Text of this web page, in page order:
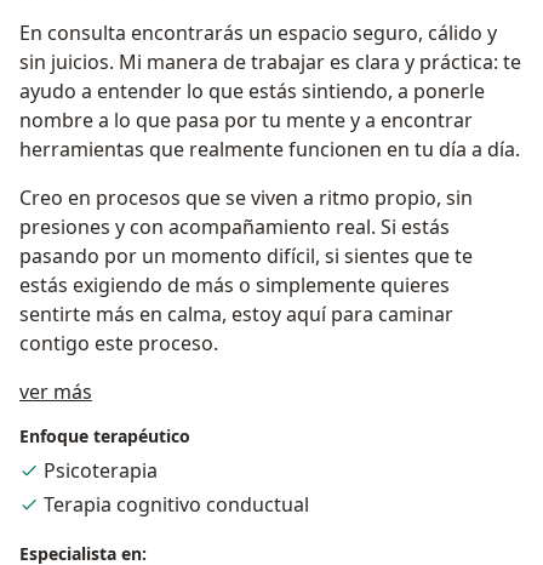
En consulta encontrarás un espacio seguro, cálido y
sin juicios. Mi manera de trabajar es clara y práctica: te
ayudo a entender lo que estás sintiendo, a ponerle
nombre a lo que pasa por tu mente y a encontrar
herramientas que realmente funcionen en tu día a día.
Creo en procesos que se viven a ritmo propio, sin
presiones y con acompañamiento real. Si estás
pasando por un momento difícil, si sientes que te
estás exigiendo de más o simplemente quieres
sentirte más en calma, estoy aquí para caminar
contigo este proceso.
ver más
Enfoque terapéutico
Psicoterapia
Terapia cognitivo conductual
Especialista en: